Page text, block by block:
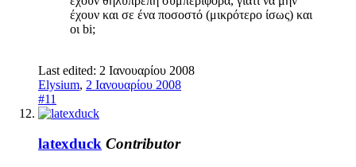
έχουν και σε ένα ποσοστό (μικρότερο ίσως) και
οι bi;
Last edited: 2 Ιανουαρίου 2008
Elysium, 2 Ιανουαρίου 2008
#11
latexduck Contributor